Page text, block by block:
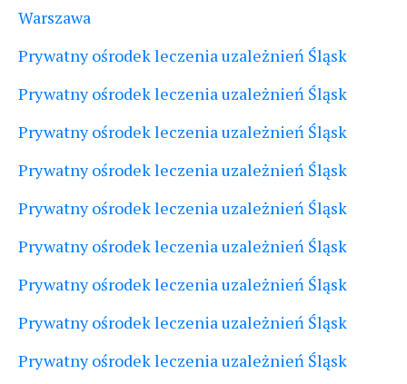
Warszawa
Prywatny ośrodek leczenia uzależnień Śląsk
Prywatny ośrodek leczenia uzależnień Śląsk
Prywatny ośrodek leczenia uzależnień Śląsk
Prywatny ośrodek leczenia uzależnień Śląsk
Prywatny ośrodek leczenia uzależnień Śląsk
Prywatny ośrodek leczenia uzależnień Śląsk
Prywatny ośrodek leczenia uzależnień Śląsk
Prywatny ośrodek leczenia uzależnień Śląsk
Prywatny ośrodek leczenia uzależnień Śląsk